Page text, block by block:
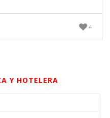
4
Y HOTELERA